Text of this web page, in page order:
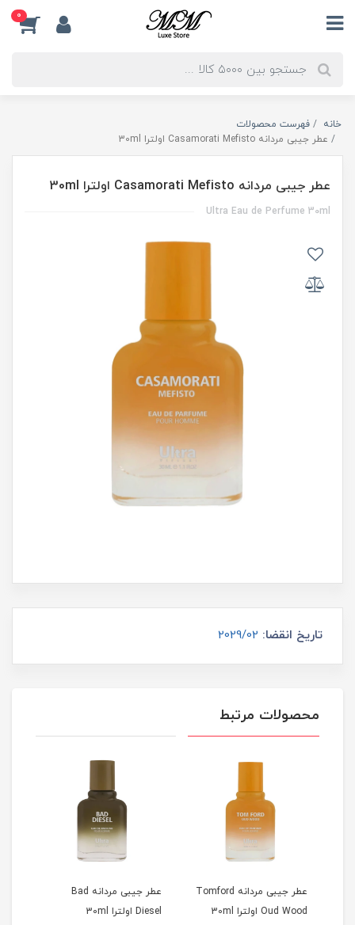
0
خانه
فهرست محصولات
عطر جیبی مردانه Casamorati Mefisto اولترا 30ml
عطر جیبی مردانه Casamorati Mefisto اولترا 30ml
Ultra Eau de Perfume 30ml
تاریخ انقضا: 2029/02
محصولات مرتبط
عطر جیبی مردانه Tomford
Oud Wood اولترا 30ml
عطر جیبی مردانه Bad
Diesel اولترا 30ml